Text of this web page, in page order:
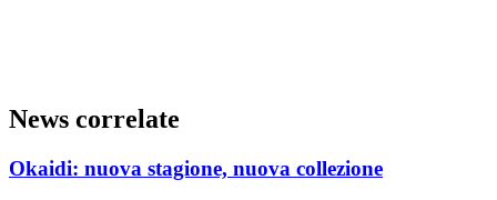
News correlate
Okaidi: nuova stagione, nuova collezione